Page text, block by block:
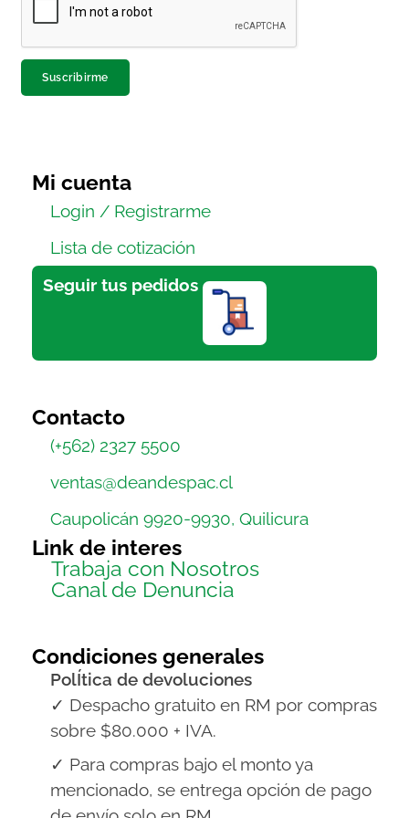
Suscribirme
Mi cuenta
Login / Registrarme
Lista de cotización
Seguir tus pedidos
Contacto
(+562) 2327 5500
ventas@deandespac.cl
Caupolicán 9920-9930, Quilicura
Link de interes
Trabaja con Nosotros
Canal de Denuncia
Condiciones generales
PolÍtica de devoluciones
✓ Despacho gratuito en RM por compras
sobre $80.000 + IVA.
✓ Para compras bajo el monto ya
mencionado, se entrega opción de pago